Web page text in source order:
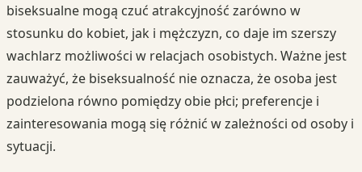
biseksualne mogą czuć atrakcyjność zarówno w
stosunku do kobiet, jak i mężczyzn, co daje im szerszy
wachlarz możliwości w relacjach osobistych. Ważne jest
zauważyć, że biseksualność nie oznacza, że osoba jest
podzielona równo pomiędzy obie płci; preferencje i
zainteresowania mogą się różnić w zależności od osoby i
sytuacji.